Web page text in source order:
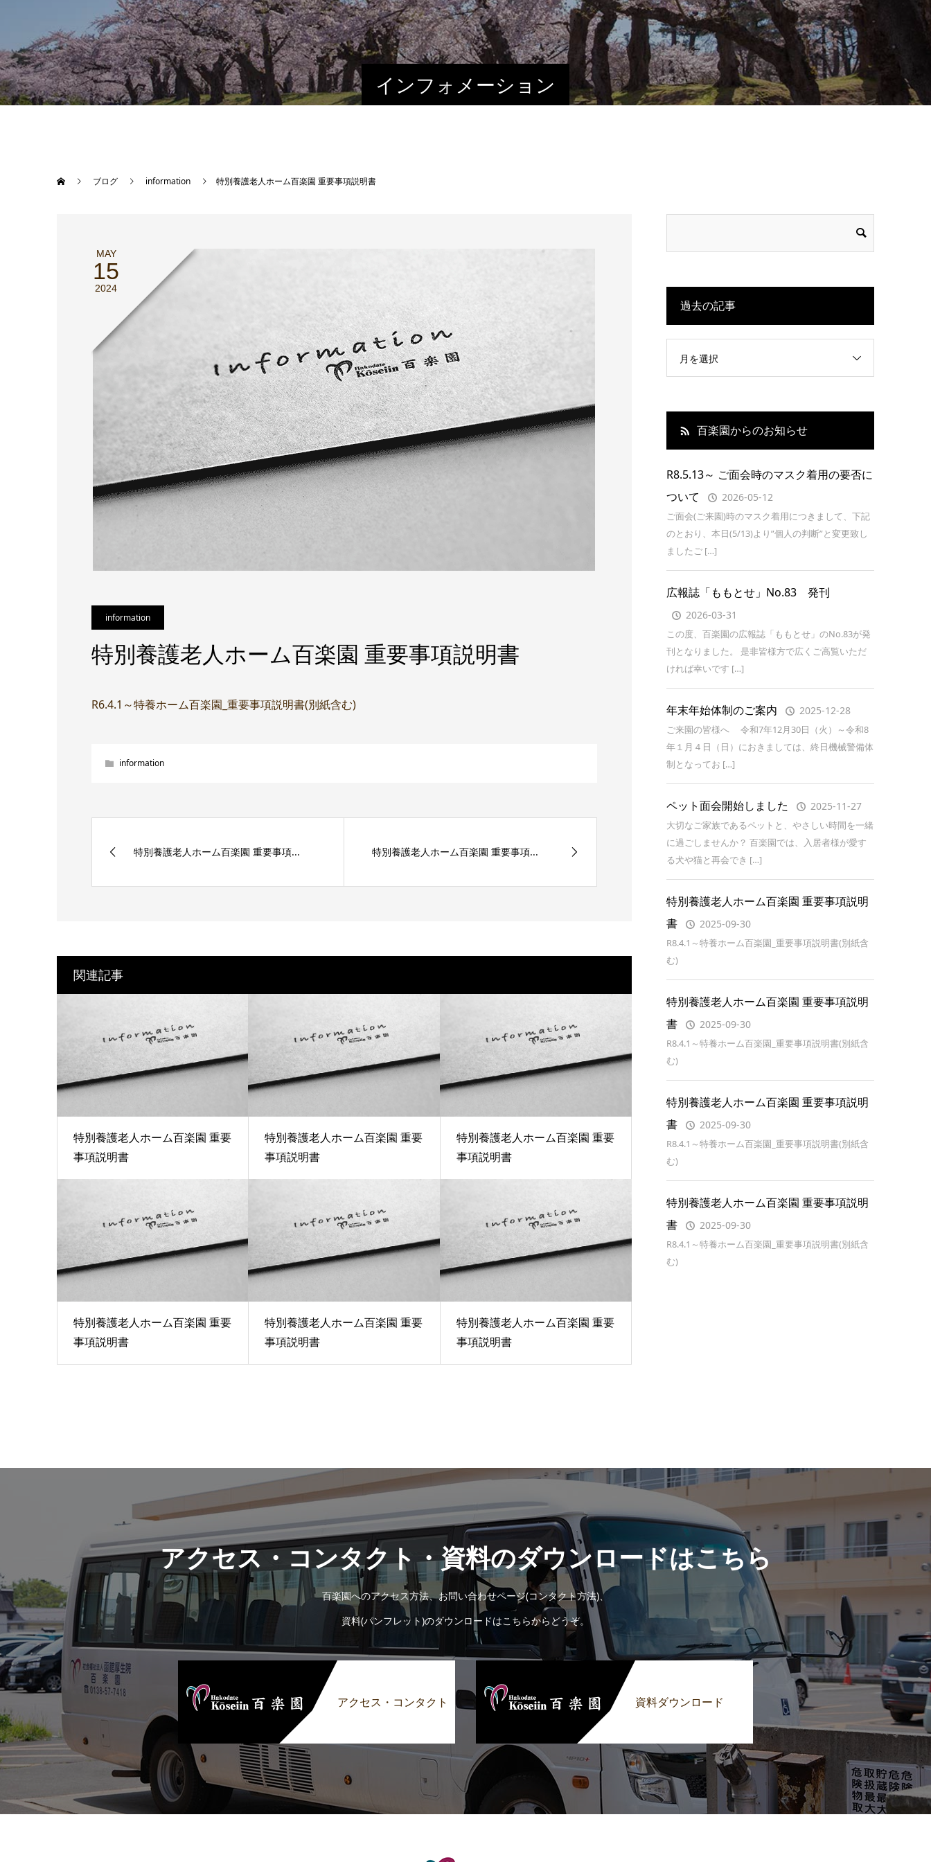
インフォメーション
ブログ information 特別養護老人ホーム百楽園 重要事項説明書
MAY
15
2024
information
特別養護老人ホーム百楽園 重要事項説明書
R6.4.1～特養ホーム百楽園_重要事項説明書(別紙含む)
information
特別養護老人ホーム百楽園 重要事項... 特別養護老人ホーム百楽園 重要事項...
関連記事
特別養護老人ホーム百楽園 重要
事項説明書
特別養護老人ホーム百楽園 重要
事項説明書
特別養護老人ホーム百楽園 重要
事項説明書
特別養護老人ホーム百楽園 重要
事項説明書
特別養護老人ホーム百楽園 重要
事項説明書
特別養護老人ホーム百楽園 重要
事項説明書
過去の記事
月を選択
百楽園からのお知らせ
R8.5.13～ ご面会時のマスク着用の要否に
ついて
2026-05-12
ご面会(ご来園)時のマスク着用につきまして、下記
のとおり、本日(5/13)より”個人の判断”と変更致し
ましたご […]
広報誌「ももとせ」No.83 発刊
2026-03-31
この度、百楽園の広報誌「ももとせ」のNo.83が発
刊となりました。 是非皆様方で広くご高覧いただ
ければ幸いです […]
年末年始体制のご案内 2025-12-28
ご来園の皆様へ 令和7年12月30日（火）～令和8
年１月４日（日）におきましては、終日機械警備体
制となってお […]
ペット面会開始しました 2025-11-27
大切なご家族であるペットと、やさしい時間を一緒
に過ごしませんか？ 百楽園では、入居者様が愛す
る犬や猫と再会でき […]
特別養護老人ホーム百楽園 重要事項説明
書
2025-09-30
R8.4.1～特養ホーム百楽園_重要事項説明書(別紙含
む)
特別養護老人ホーム百楽園 重要事項説明
書
2025-09-30
R8.4.1～特養ホーム百楽園_重要事項説明書(別紙含
む)
特別養護老人ホーム百楽園 重要事項説明
書
2025-09-30
R8.4.1～特養ホーム百楽園_重要事項説明書(別紙含
む)
特別養護老人ホーム百楽園 重要事項説明
書
2025-09-30
R8.4.1～特養ホーム百楽園_重要事項説明書(別紙含
む)
アクセス・コンタクト・資料のダウンロードはこちら
百楽園へのアクセス方法、お問い合わせページ(コンタクト方法)、
資料(パンフレット)のダウンロードはこちらからどうぞ。
アクセス・コンタクト 資料ダウンロード